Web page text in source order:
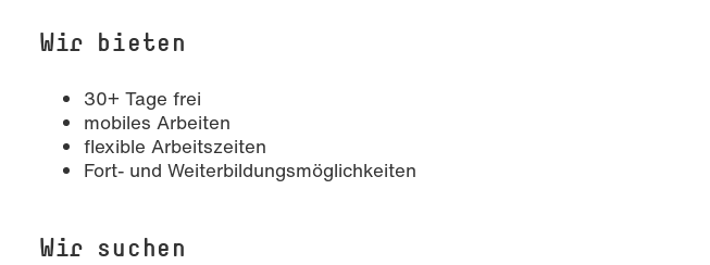
Wir bieten
30+ Tage frei
mobiles Arbeiten
flexible Arbeitszeiten
Fort- und Weiterbildungsmöglichkeiten
Wir suchen